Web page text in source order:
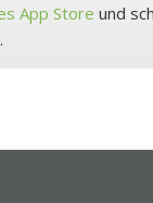
App Store und